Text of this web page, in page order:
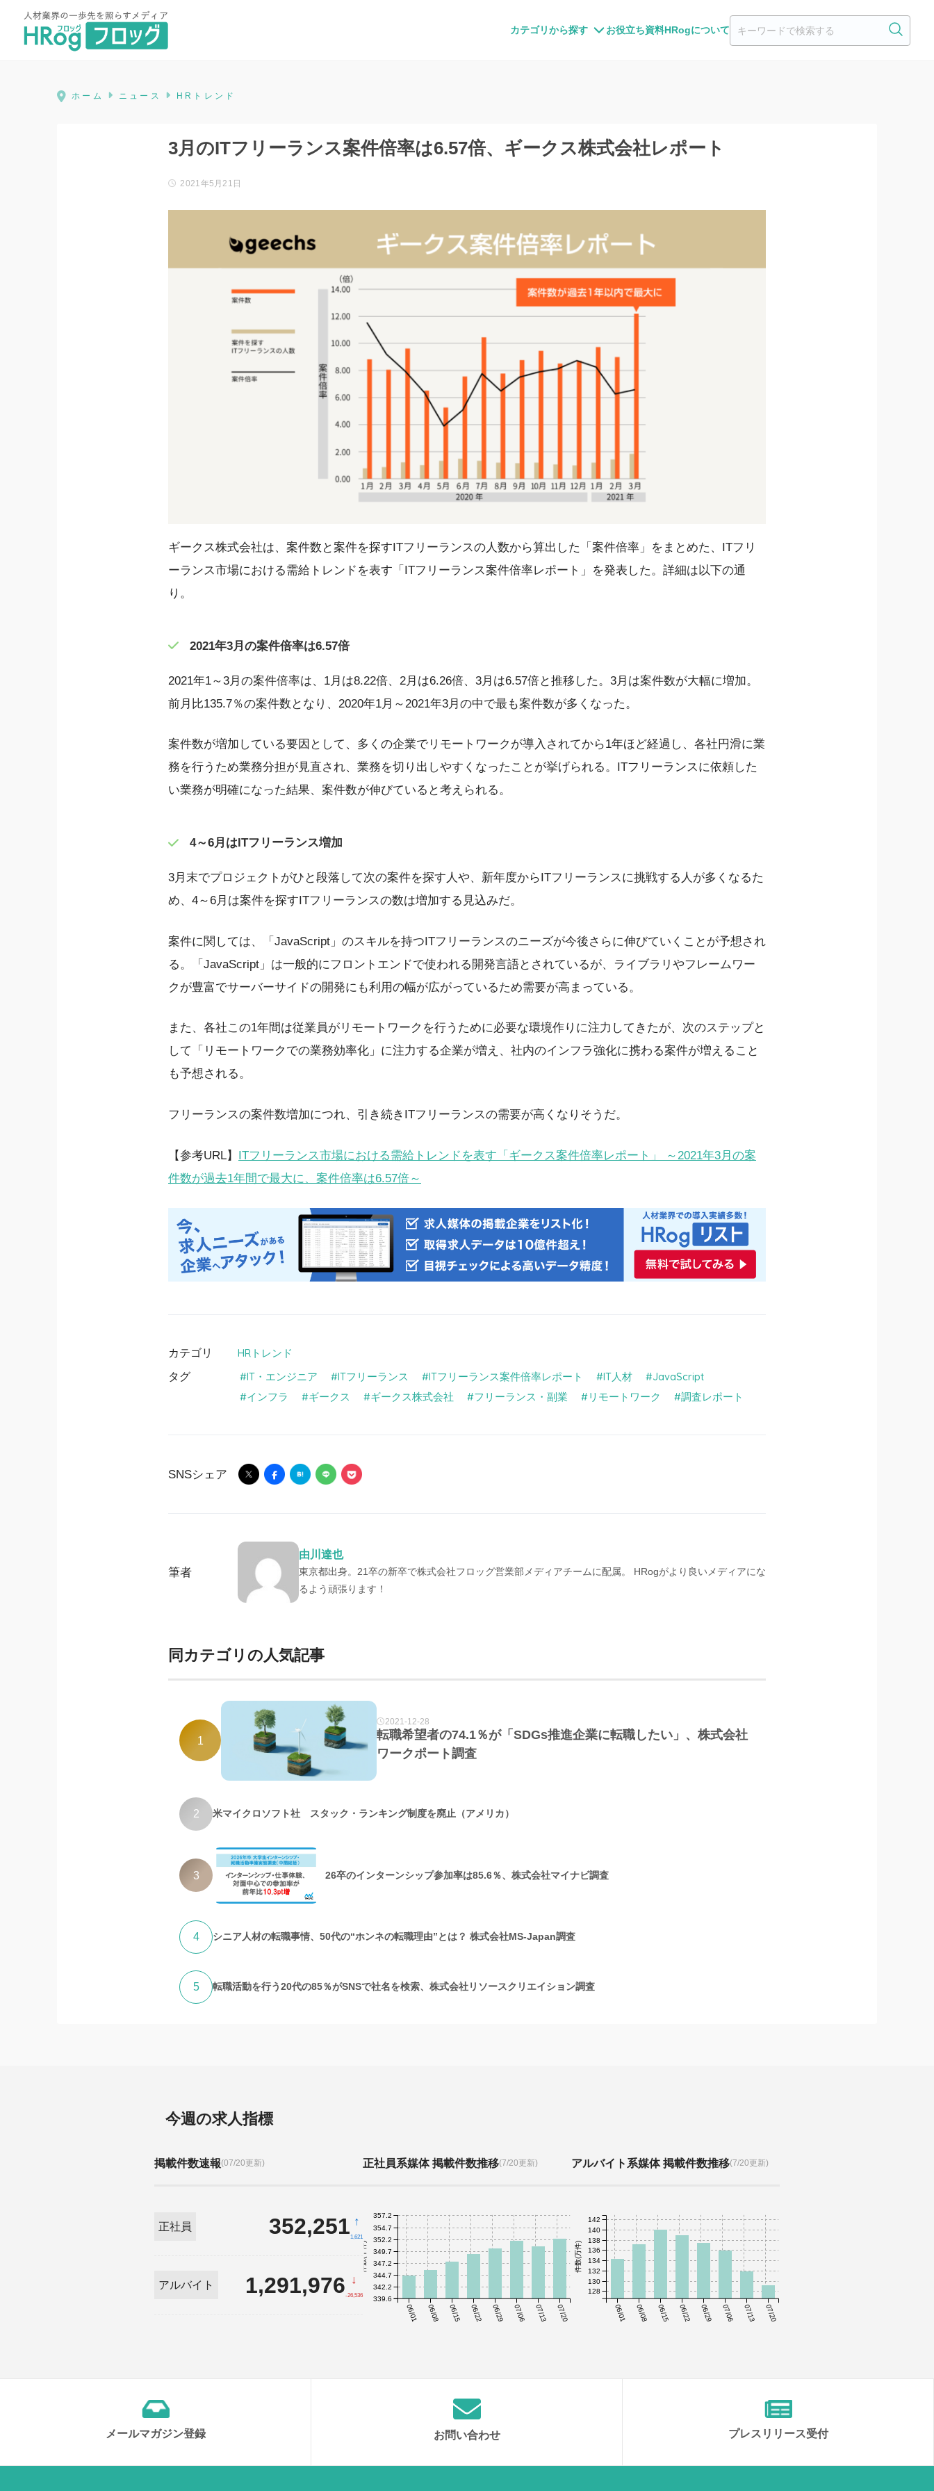
カテゴリから探す お役立ち資料HRogについて
HRog | 人材業界の一歩先を照らすメディア
ホーム ニュース HRトレンド
3月のITフリーランス案件倍率は6.57倍、ギークス株式会社レポート
2021年5月21日
ギークス株式会社は、案件数と案件を探すITフリーランスの人数から算出した「案件倍率」をまとめた、ITフリ
ーランス市場における需給トレンドを表す「ITフリーランス案件倍率レポート」を発表した。詳細は以下の通
り。
2021年3月の案件倍率は6.57倍
2021年1～3月の案件倍率は、1月は8.22倍、2月は6.26倍、3月は6.57倍と推移した。3月は案件数が大幅に増加。
前月比135.7％の案件数となり、2020年1月～2021年3月の中で最も案件数が多くなった。
案件数が増加している要因として、多くの企業でリモートワークが導入されてから1年ほど経過し、各社円滑に業
務を行うため業務分担が見直され、業務を切り出しやすくなったことが挙げられる。ITフリーランスに依頼した
い業務が明確になった結果、案件数が伸びていると考えられる。
4～6月はITフリーランス増加
3月末でプロジェクトがひと段落して次の案件を探す人や、新年度からITフリーランスに挑戦する人が多くなるた
め、4～6月は案件を探すITフリーランスの数は増加する見込みだ。
案件に関しては、「JavaScript」のスキルを持つITフリーランスのニーズが今後さらに伸びていくことが予想され
る。「JavaScript」は一般的にフロントエンドで使われる開発言語とされているが、ライブラリやフレームワー
クが豊富でサーバーサイドの開発にも利用の幅が広がっているため需要が高まっている。
また、各社この1年間は従業員がリモートワークを行うために必要な環境作りに注力してきたが、次のステップと
して「リモートワークでの業務効率化」に注力する企業が増え、社内のインフラ強化に携わる案件が増えること
も予想される。
フリーランスの案件数増加につれ、引き続きITフリーランスの需要が高くなりそうだ。
【参考URL】 ITフリーランス市場における需給トレンドを表す「ギークス案件倍率レポート」 ～2021年3月の案
件数が過去1年間で最大に、案件倍率は6.57倍～
カテゴリ HRトレンド
タグ IT・エンジニア ITフリーランス ITフリーランス案件倍率レポート IT人材
JavaScript
インフラ
ギークス ギークス株式会社 フリーランス・副業 リモートワーク 調査レポート
SNSシェア
筆者
由川達也
東京都出身。21卒の新卒で株式会社フロッグ営業部メディアチームに配属。 HRogがより良いメディアにな
るよう頑張ります！
同カテゴリの人気記事
1
2021-12-28
転職希望者の74.1％が「SDGs推進企業に転職したい」、株式会社
ワークポート調査
2 米マイクロソフト社 スタック・ランキング制度を廃止（アメリカ）
3 26卒のインターンシップ参加率は85.6％、株式会社マイナビ調査
4 シニア人材の転職事情、50代の“ホンネの転職理由”とは？ 株式会社MS-Japan調査
5 転職活動を行う20代の85％がSNSで社名を検索、株式会社リソースクリエイション調査
今週の求人指標
掲載件数速報(07/20更新)
正社員 352,251 ↑
1,621
アルバイト 1,291,976 ↓
-26,536
正社員系媒体 掲載件数推移(7/20更新)
06/01 06/08 06/15 06/22 06/29 07/06 07/13 07/20
件数(千件)
339.6
342.2
344.7
347.2
349.7
352.2
354.7
357.2
アルバイト系媒体 掲載件数推移(7/20更新)
06/01 06/08 06/15 06/22 06/29 07/06 07/13 07/20
件数(万件)
128
130
132
134
136
138
140
142
メールマガジン登録 お問い合わせ プレスリリース受付